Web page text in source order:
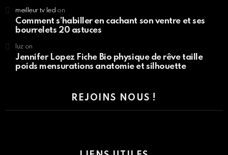
meilleur tv led on
Comment s’habiller en cachant son ventre et ses
bourrelets 20 astuces
luzon
Jennifer Lopez Fiche Bio physique de rêve taille
poids mensurations anatomie et silhouette
REJOINS NOUS !